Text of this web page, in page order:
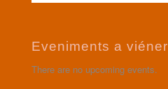
Eveniments a viéner
There are no upcoming events.